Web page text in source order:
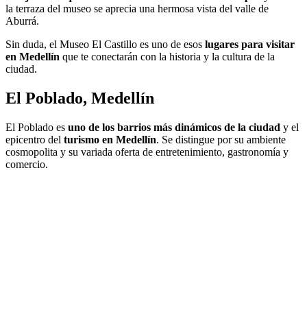
la terraza del museo se aprecia una hermosa vista del valle de
Aburrá.
Sin duda, el Museo El Castillo es uno de esos lugares para visitar
en Medellín que te conectarán con la historia y la cultura de la
ciudad.
El Poblado, Medellín
El Poblado es uno de los barrios más dinámicos de la ciudad y el
epicentro del turismo en Medellín. Se distingue por su ambiente
cosmopolita y su variada oferta de entretenimiento, gastronomía y
comercio.